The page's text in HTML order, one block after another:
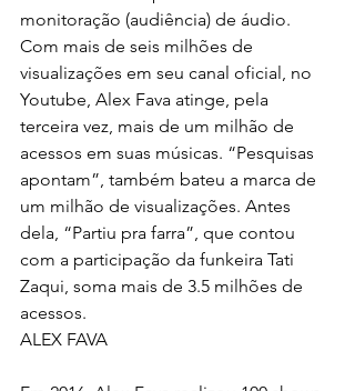
monitoração (audiência) de áudio.
Com mais de seis milhões de
visualizações em seu canal oficial, no
Youtube, Alex Fava atinge, pela
terceira vez, mais de um milhão de
acessos em suas músicas. “Pesquisas
apontam”, também bateu a marca de
um milhão de visualizações. Antes
dela, “Partiu pra farra”, que contou
com a participação da funkeira Tati
Zaqui, soma mais de 3.5 milhões de
acessos.
ALEX FAVA